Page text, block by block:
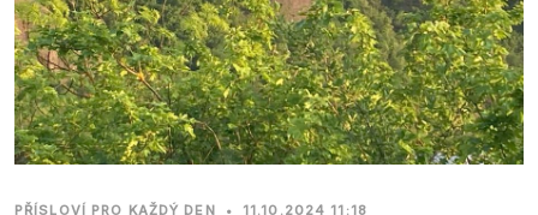
PŘÍSLOVÍ PRO KAŽDÝ DEN • 11.10.2024 11:18